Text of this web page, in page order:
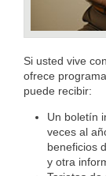
Si usted vive
ofrece
puede recibir:
Un boletín
veces al
beneficios
y otra